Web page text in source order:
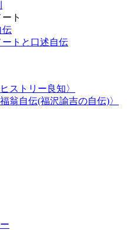
ト
伝
ートと口述自伝
ストリー良知〉
翁自伝(福沢諭吉の自伝)〉